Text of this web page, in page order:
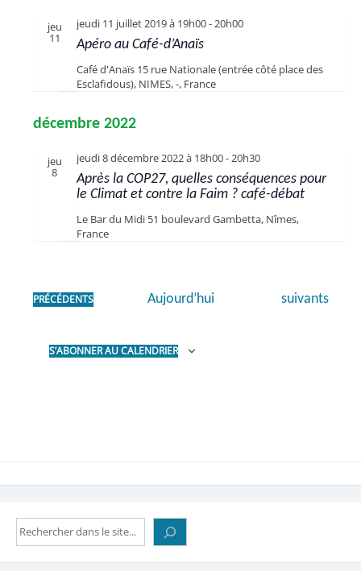
jeu
11 Apéro au Café-d’Anaïs
jeudi 11 juillet 2019 à 19h00-20h00
Café d'Anaïs 15 rue Nationale (entrée côté place des
Esclafidous), NIMES, -, France
décembre 2022
jeu
8
Après la COP27, quelles conséquences pour
le Climat et contre la Faim ? café-débat
jeudi 8 décembre 2022 à 18h00-20h30
Le Bar du Midi 51 boulevard Gambetta, Nîmes,
France
ÉVÈNEMENTS
PRÉCÉDENTS Aujourd’hui Évènements
suivants
S’ABONNER AU CALENDRIER
Rechercher